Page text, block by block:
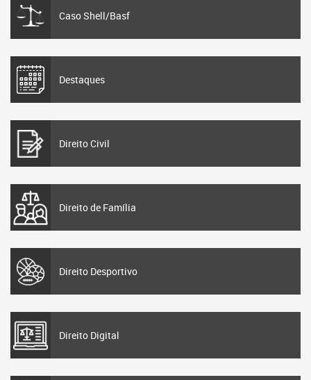
Caso Shell/Basf
Destaques
Direito Civil
Direito de Família
Direito Desportivo
Direito Digital